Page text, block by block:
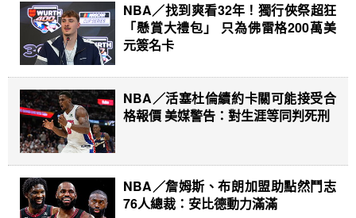
NBA／找到爽看32年！獨行俠祭超狂
「懸賞大禮包」 只為佛雷格200萬美
元簽名卡
NBA／活塞杜倫續約卡關可能接受合
格報價 美媒警告：對生涯等同判死刑
NBA／詹姆斯、布朗加盟助點然鬥志
76人總裁：安比德動力滿滿